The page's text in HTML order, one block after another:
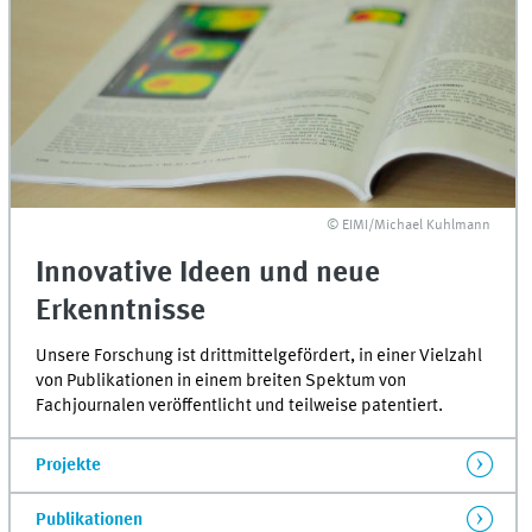
© EIMI/Michael Kuhlmann
Innovative Ideen und neue
Erkenntnisse
Unsere Forschung ist drittmittelgefördert, in einer Vielzahl
von Publikationen in einem breiten Spektum von
Fachjournalen veröffentlicht und teilweise patentiert.
Projekte
Publikationen